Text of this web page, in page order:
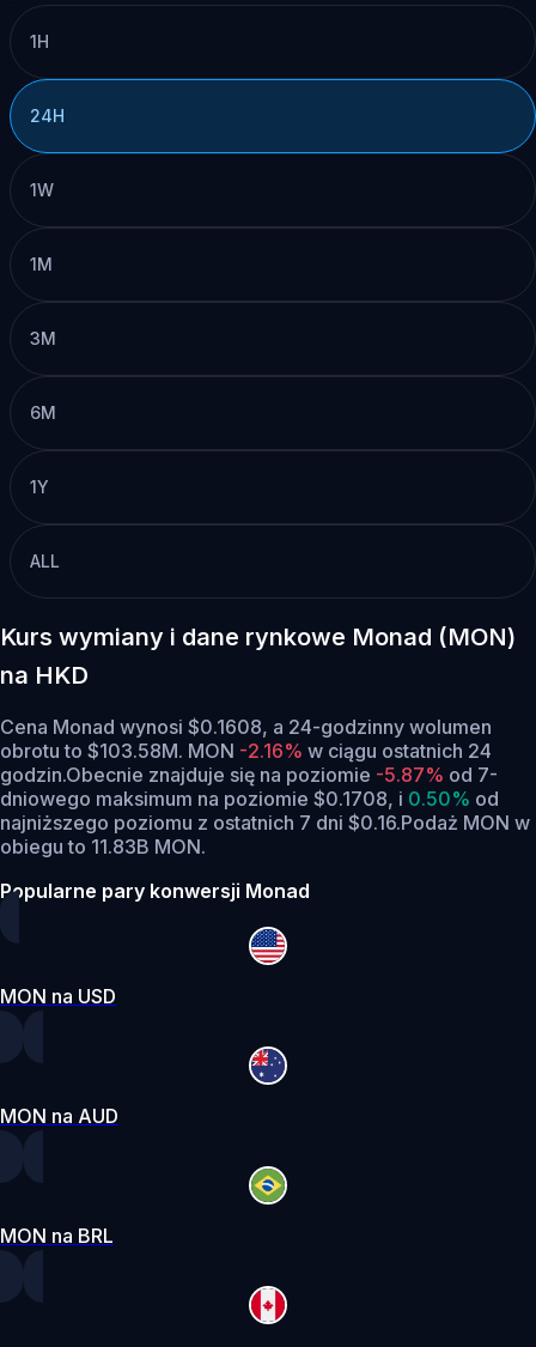
1H
24H
1W
1M
3M
6M
1Y
ALL
Kurs wymiany i dane rynkowe Monad (MON)
na HKD
Cena Monad wynosi $0.1608, a 24-godzinny wolumen
obrotu to $103.58M. MON -2.16% w ciągu ostatnich 24
godzin.Obecnie znajduje się na poziomie -5.87% od 7-
dniowego maksimum na poziomie $0.1708, i 0.50% od
najniższego poziomu z ostatnich 7 dni $0.16.Podaż MON w
obiegu to 11.83B MON.
Popularne pary konwersji Monad
MON na USD
MON na AUD
MON na BRL